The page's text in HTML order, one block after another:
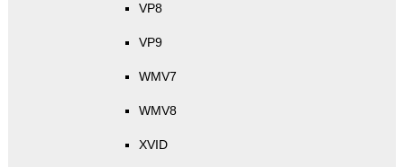
VP8
VP9
WMV7
WMV8
XVID